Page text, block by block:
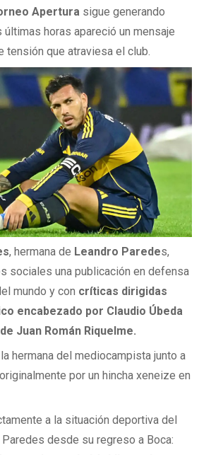
Apertura sigue generando
horas apareció un mensaje
tensión que atraviesa el club.
, hermana de Leandro Paredes,
sociales una publicación en defensa
mundo y con críticas dirigidas
encabezado por Claudio Úbeda
Juan Román Riquelme.
hermana del mediocampista junto a
por un hincha xeneize en
a la situación deportiva del
desde su regreso a Boca: